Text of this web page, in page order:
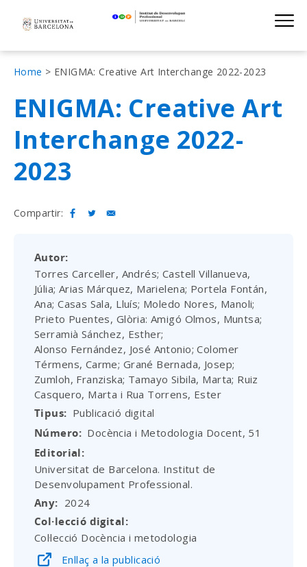
navigation
Institut de
Fil
d'Ariadna
Home ENIGMA: Creative Art Interchange 2022-2023
ENIGMA: Creative Art
Interchange 2022-
2023
Compartir:
Autor
Torres Carceller, Andrés; Castell Villanueva,
Júlia; Arias Márquez, Marielena; Portela Fontán,
Ana; Casas Sala, Lluís; Moledo Nores, Manoli;
Prieto Puentes, Glòria: Amigó Olmos, Muntsa;
Serramià Sánchez, Esther;
Alonso Fernández, José Antonio; Colomer
Térmens, Carme; Grané Bernada, Josep;
Zumloh, Franziska; Tamayo Sibila, Marta; Ruiz
Casquero, Marta i Rua Torrens, Ester
Tipus Publicació digital
Número Docència i Metodologia Docent, 51
Editorial
Universitat de Barcelona. Institut de
Desenvolupament Professional.
Any 2024
Col·lecció digital
Col·lecció Docència i metodologia
Enllaç a la publicació